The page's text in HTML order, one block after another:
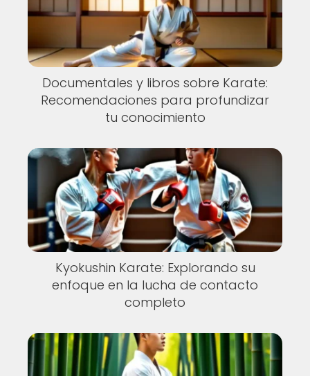
Documentales y libros sobre Karate:
Recomendaciones para profundizar
tu conocimiento
Kyokushin Karate: Explorando su
enfoque en la lucha de contacto
completo